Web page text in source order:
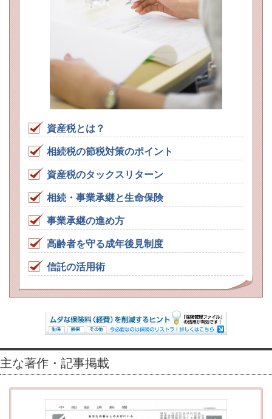
資産税とは？
相続税の節税対策のポイント
資産税のタックスリターン
相続・事業承継と生命保険
事業承継の進め方
高齢者を守る成年後見制度
信託の活用術
主な著作・記事掲載